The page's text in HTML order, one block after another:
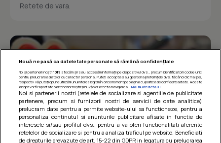
Retete de vara.
Nouă ne pasă ca datele tale personale să rămână confidențiale
Noi și partenerii noștri 1019stocăm și/sau accesăm informații pe dispozitivul dvs., precum identificatorii cookie unici
pentru prelucrarea datelor cu caracter personal. Puteți accepta sau gestiona preferințele dvs. făcând clic mai jos,
respectiv vă puteți opune utilizării unui interes legitim în orice moment pe pagina cu politica de confidențialitate. Aceste
alegeri vor fi raportate partenerilor noștri și nu vă vor afecta navigarea.
Mai multe detalii
Noi si partenerii nostri (retelele de socializare si agentiile de publicitate
partenere, precum si furnizorii nostri de servicii de date analitice)
prelucram date pentru a permite website-ului sa functioneze, pentru a
personaliza continutul si anunturile publicitare afisate in functie de
interesele si/sau profilul dvs., pentru a va oferi functionalitati aferente
retelelor de socializare si pentru a analiza traficul pe website. Beneficiati
de drepturile prevazute de art. 15-22 din GDPR in legatura cu prelucrarea